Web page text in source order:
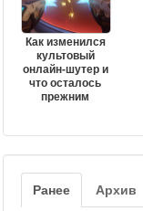
Как изменился
культовый
онлайн-шутер и
что осталось
прежним
Ранее Архив